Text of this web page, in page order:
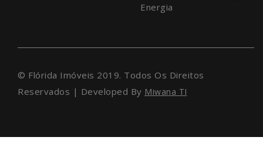
Energia
© Flórida Imóveis 2019. Todos Os Direitos
Reservados | Developed By Miwana TI